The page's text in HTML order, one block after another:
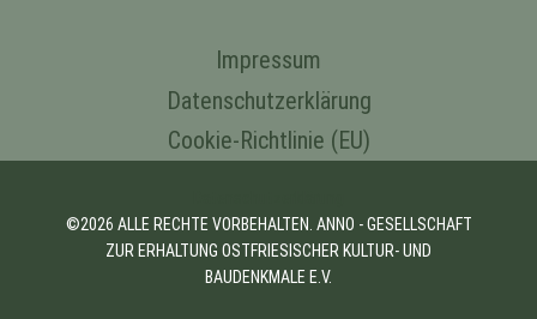
Impressum
Datenschutzerklärung
Cookie-Richtlinie (EU)
©2026 ALLE RECHTE VORBEHALTEN. ANNO - GESELLSCHAFT
ZUR ERHALTUNG OSTFRIESISCHER KULTUR- UND
BAUDENKMALE E.V.